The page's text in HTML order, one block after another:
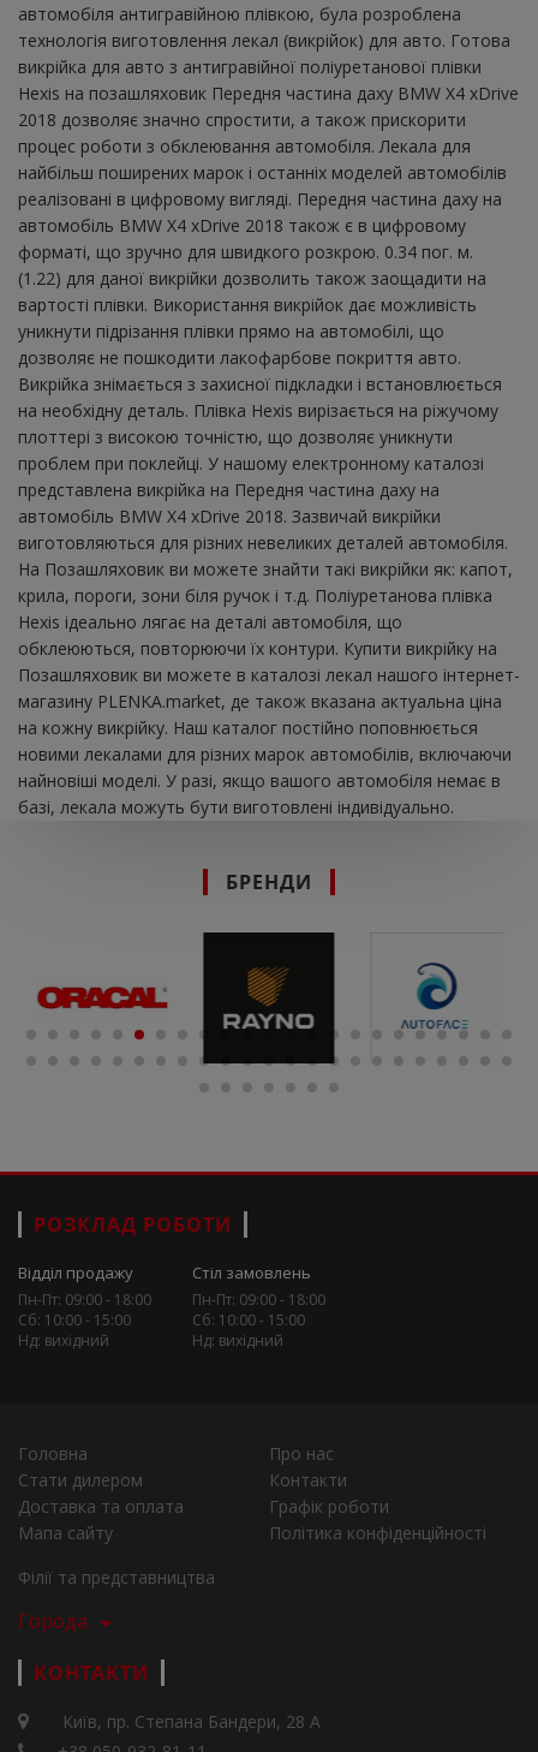
автомобіля антигравійною плівкою, була розроблена
технологія виготовлення лекал (викрійок) для авто. Готова
викрійка для авто з антигравійної поліуретанової плівки
Hexis на позашляховик Передня частина даху BMW X4 xDrive
2018 дозволяє значно спростити, а також прискорити
процес роботи з обклеювання автомобіля. Лекала для
найбільш поширених марок і останніх моделей автомобілів
реалізовані в цифровому вигляді. Передня частина даху на
автомобіль BMW X4 xDrive 2018 також є в цифровому
форматі, що зручно для швидкого розкрою. 0.34 пог. м.
(1.22) для даної викрійки дозволить також заощадити на
вартості плівки. Використання викрійок дає можливість
уникнути підрізання плівки прямо на автомобілі, що
дозволяє не пошкодити лакофарбове покриття авто.
Викрійка знімається з захисної підкладки і встановлюється
на необхідну деталь. Плівка Hexis вирізається на ріжучому
плоттері з високою точністю, що дозволяє уникнути
проблем при поклейці. У нашому електронному каталозі
представлена ​​викрійка на Передня частина даху на
автомобіль BMW X4 xDrive 2018. Зазвичай викрійки
виготовляються для різних невеликих деталей автомобіля.
На Позашляховик ви можете знайти такі викрійки як: капот,
крила, пороги, зони біля ручок і т.д. Поліуретанова плівка
Hexis ідеально лягає на деталі автомобіля, що
обклеюються, повторюючи їх контури. Купити викрійку на
Позашляховик ви можете в каталозі лекал нашого інтернет-
магазину PLENKA.market, де також вказана актуальна ціна
на кожну викрійку. Наш каталог постійно поповнюється
новими лекалами для різних марок автомобілів, включаючи
найновіші моделі. У разі, якщо вашого автомобіля немає в
базі, лекала можуть бути виготовлені індивідуально.
БРЕНДИ
РОЗКЛАД РОБОТИ
Відділ продажу
Пн-Пт: 09:00 - 18:00
Сб: 10:00 - 15:00
Нд: вихідний
Стіл замовлень
Пн-Пт: 09:00 - 18:00
Сб: 10:00 - 15:00
Нд: вихідний
Головна
Про нас
Стати дилером
Контакти
Доставка та оплата
Графік роботи
Мапа сайту
Політика конфіденційності
Філії та представництва
Города
КОНТАКТИ
Київ, пр. Степана Бандери, 28 А